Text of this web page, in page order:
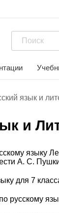
язык и
и
языку
А. С.
для 7
русскому